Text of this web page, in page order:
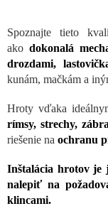
Spoznajte tieto
ako dokonalá
drozdami,
kunám, mačkám a
Hroty vďaka
rímsy, strechy,
riešenie na ochranu
Inštalácia hrotov je
nalepiť na
klincami.